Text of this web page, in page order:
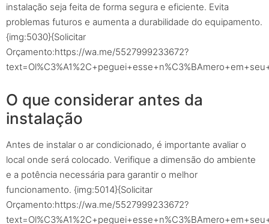
instalação seja feita de forma segura e eficiente. Evita
problemas futuros e aumenta a durabilidade do equipamento.
{img:5030}{Solicitar
Orçamento:https://wa.me/5527999233672?
O que considerar antes da
instalação
Antes de instalar o ar condicionado, é importante avaliar o
local onde será colocado. Verifique a dimensão do ambiente
e a potência necessária para garantir o melhor
funcionamento. {img:5014}{Solicitar
Orçamento:https://wa.me/5527999233672?